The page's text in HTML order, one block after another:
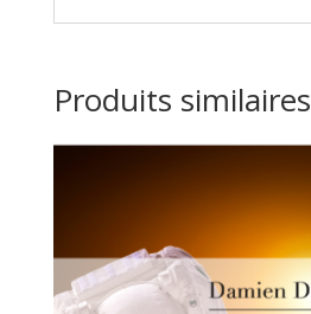
Produits similaires